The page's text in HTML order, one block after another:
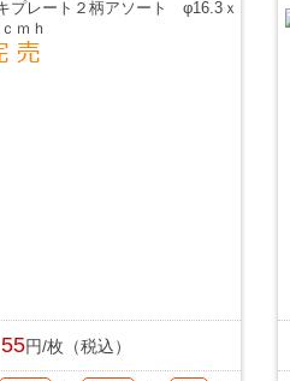
55円/枚（税込）